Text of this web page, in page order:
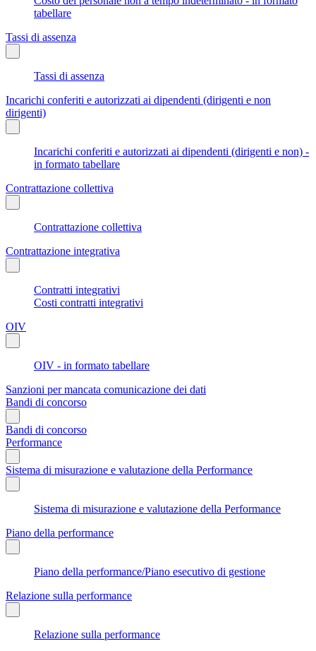
tabellare
Tassi di assenza
Tassi di assenza
Incarichi conferiti e autorizzati ai dipendenti (dirigenti e non
dirigenti)
Incarichi conferiti e autorizzati ai dipendenti (dirigenti e non) -
in formato tabellare
Contrattazione collettiva
Contrattazione collettiva
Contrattazione integrativa
Contratti integrativi
Costi contratti integrativi
OIV
OIV - in formato tabellare
Sanzioni per mancata comunicazione dei dati
Bandi di concorso
Bandi di concorso
Performance
Sistema di misurazione e valutazione della Performance
Sistema di misurazione e valutazione della Performance
Piano della performance
Piano della performance/Piano esecutivo di gestione
Relazione sulla performance
Relazione sulla performance